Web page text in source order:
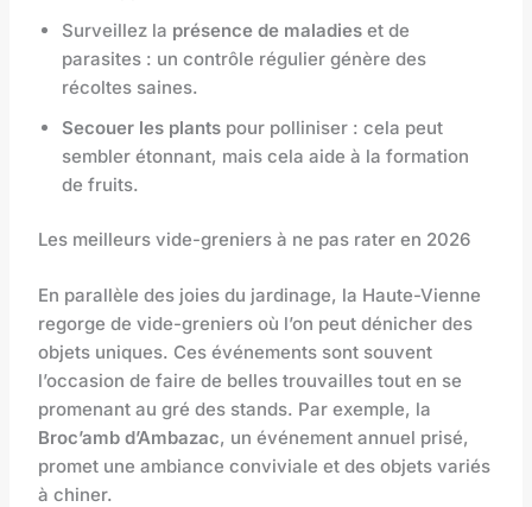
Surveillez la présence de maladies et de
parasites : un contrôle régulier génère des
récoltes saines.
Secouer les plants pour polliniser : cela peut
sembler étonnant, mais cela aide à la formation
de fruits.
Les meilleurs vide-greniers à ne pas rater en 2026
En parallèle des joies du jardinage, la Haute-Vienne
regorge de vide-greniers où l’on peut dénicher des
objets uniques. Ces événements sont souvent
l’occasion de faire de belles trouvailles tout en se
promenant au gré des stands. Par exemple, la
Broc’amb d’Ambazac, un événement annuel prisé,
promet une ambiance conviviale et des objets variés
à chiner.